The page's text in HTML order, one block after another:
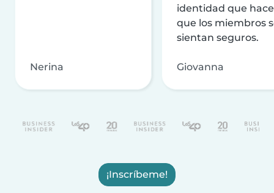
Nerina
identidad que
que los miembros
sientan seguros.
Giovanna
¡Inscríbeme!